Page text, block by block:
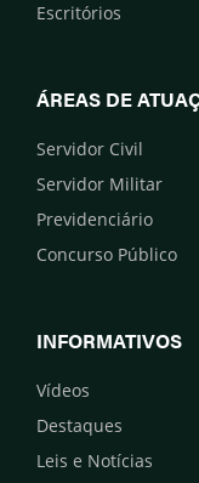
Escritórios
ÁREAS DE
Servidor Civil
Servidor Militar
Previdenciário
Concurso Público
INFORMATIVOS
Vídeos
Destaques
Leis e Notícias